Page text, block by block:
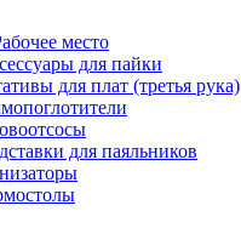
место
для пайки
для плат (третья рука)
для паяльников